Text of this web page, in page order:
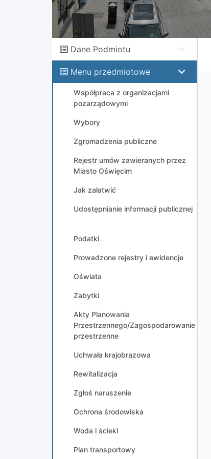
Dane Podmiotu
Menu przedmiotowe
Współpraca z organizacjami
pozarządowymi
Wybory
Zgromadzenia publiczne
Rejestr umów zawieranych przez
Miasto Oświęcim
Jak załatwić
Udostępnianie informacji publicznej
Podatki
Prowadzone rejestry i ewidencje
Oświata
Zabytki
Akty Planowania
Przestrzennego/Zagospodarowanie
przestrzenne
Uchwała krajobrazowa
Rewitalizacja
Zgłoś naruszenie
Ochrona środowiska
Woda i ścieki
Plan transportowy